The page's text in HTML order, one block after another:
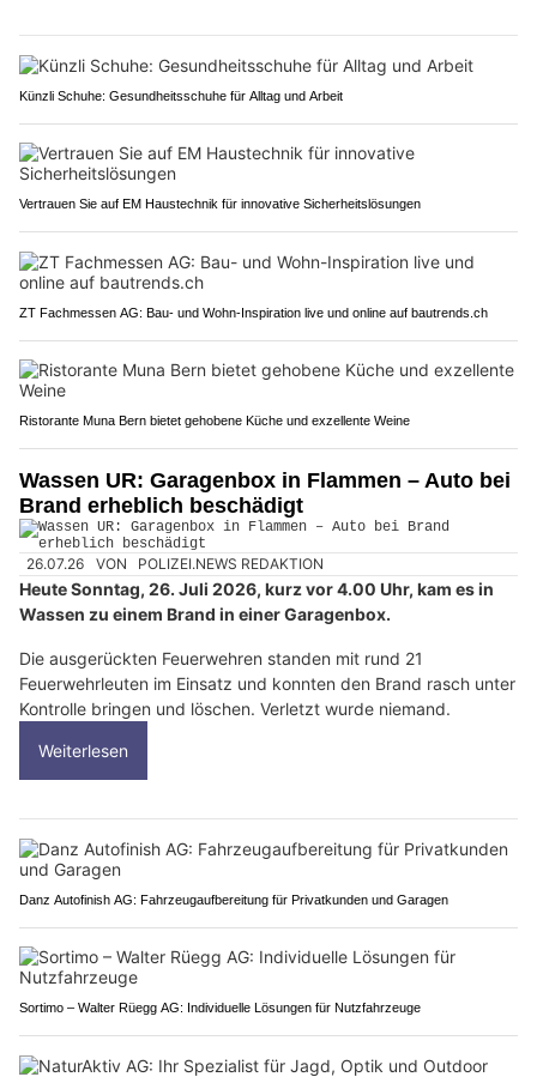
Künzli Schuhe: Gesundheitsschuhe für Alltag und Arbeit
Vertrauen Sie auf EM Haustechnik für innovative Sicherheitslösungen
ZT Fachmessen AG: Bau- und Wohn-Inspiration live und online auf bautrends.ch
Ristorante Muna Bern bietet gehobene Küche und exzellente Weine
Wassen UR: Garagenbox in Flammen – Auto bei
Brand erheblich beschädigt
26.07.26 VON POLIZEI.NEWS REDAKTION
Heute Sonntag, 26. Juli 2026, kurz vor 4.00 Uhr, kam es in
Wassen zu einem Brand in einer Garagenbox.
Die ausgerückten Feuerwehren standen mit rund 21
Feuerwehrleuten im Einsatz und konnten den Brand rasch unter
Kontrolle bringen und löschen. Verletzt wurde niemand.
Weiterlesen
Danz Autofinish AG: Fahrzeugaufbereitung für Privatkunden und Garagen
Sortimo – Walter Rüegg AG: Individuelle Lösungen für Nutzfahrzeuge